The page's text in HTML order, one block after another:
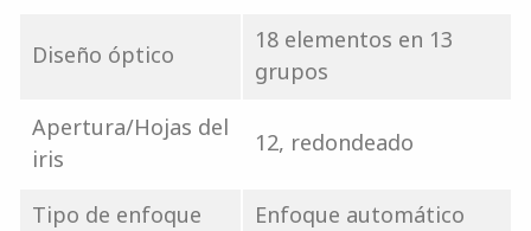
Diseño óptico
18 elementos en 13
grupos
Apertura/Hojas del
iris
12, redondeado
Tipo de enfoque
Enfoque automático